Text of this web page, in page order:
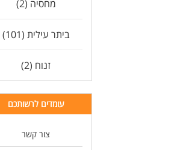
מחסיה (2)
ביתר עילית (101)
זנוח (2)
עומדים לרשותכם
צור קשר